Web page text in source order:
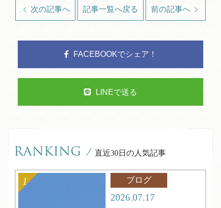
次の記事へ 記事一覧へ戻る 前の記事へ
FACEBOOKでシェア！
LINEで送る
RANKING / 直近30日の人気記事
ブログ
2026.07.17